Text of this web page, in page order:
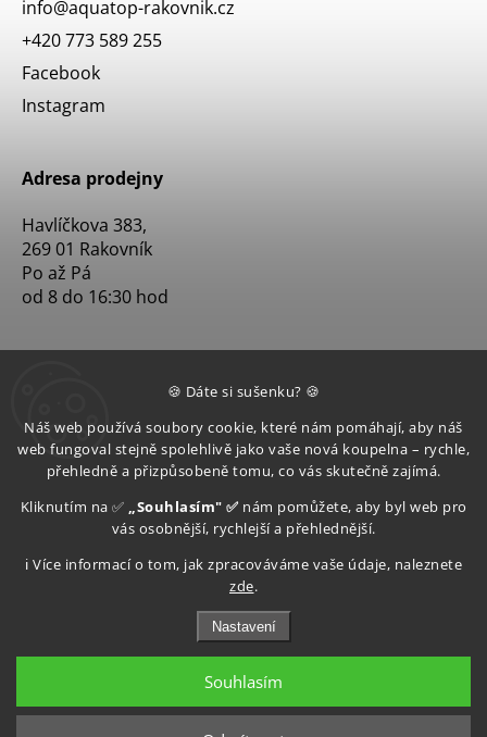
🍪 Dáte si sušenku? 🍪
Náš web používá soubory cookie, které nám pomáhají, aby náš
web fungoval stejně spolehlivě jako vaše nová koupelna – rychle,
přehledně a přizpůsobeně tomu, co vás skutečně zajímá.
Kliknutím na ✅ „Souhlasím" ✅ nám pomůžete, aby byl web pro
vás osobnější, rychlejší a přehlednější.
ℹ️ Více informací o tom, jak zpracováváme vaše údaje, naleznete
zde.
Nastavení
Souhlasím
info@aquatop-rakovnik.cz
+420 773 589 255
Facebook
Instagram
Adresa prodejny
Havlíčkova 383,
269 01 Rakovník
Po až Pá
od 8 do 16:30 hod
Upravit nastavení cookies